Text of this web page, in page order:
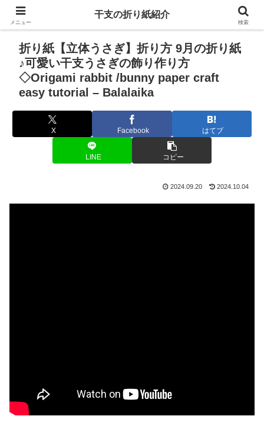
折り紙【立体うさぎ】折り方 9月の折り紙
♪可愛い干支うさぎの飾り作り方
◇Origami rabbit /bunny paper craft
easy tutorial – Balalaika
X Facebook はてブ
LINE コピー
2024.09.20 2024.10.04
メニュー
干支の折り紙紹介
検索